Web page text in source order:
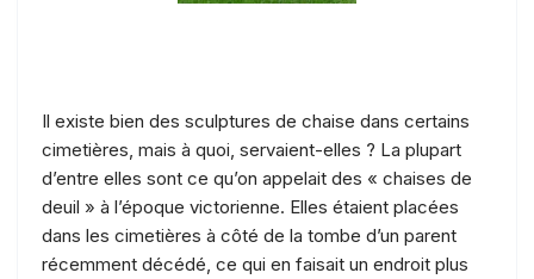
Il existe bien des sculptures de chaise dans certains
cimetières, mais à quoi, servaient-elles ? La plupart
d’entre elles sont ce qu’on appelait des « chaises de
deuil » à l’époque victorienne. Elles étaient placées
dans les cimetières à côté de la tombe d’un parent
récemment décédé, ce qui en faisait un endroit plus